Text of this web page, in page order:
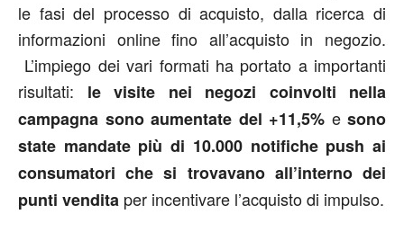
le fasi del processo di acquisto, dalla ricerca di
informazioni online fino all’acquisto in negozio.
L’impiego dei vari formati ha portato a importanti
risultati: le visite nei negozi coinvolti nella
campagna sono aumentate del +11,5% e sono
state mandate più di 10.000 notifiche push ai
consumatori che si trovavano all’interno dei
punti vendita per incentivare l’acquisto di impulso.